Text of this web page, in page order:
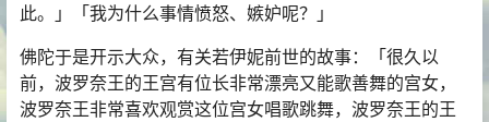
此。」「我为什么事情愤怒、嫉妒呢？」
佛陀于是开示大众，有关若伊妮前世的故事：「很久以
前，波罗奈王的王宫有位长非常漂亮又能歌善舞的宫女，
波罗奈王非常喜欢观赏这位宫女唱歌跳舞，波罗奈王的王